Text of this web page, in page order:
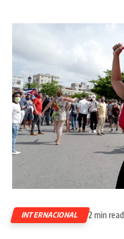
INTERNACIONAL 2 min read